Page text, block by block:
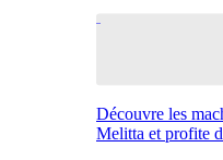
Découvre les
Melitta et profite